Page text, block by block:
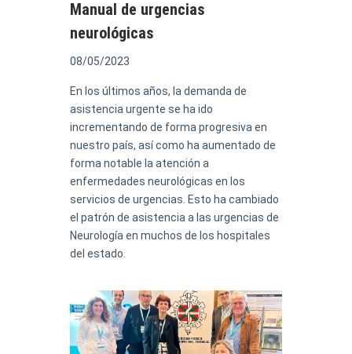
Manual de urgencias
neurológicas
08/05/2023
En los últimos años, la demanda de
asistencia urgente se ha ido
incrementando de forma progresiva en
nuestro país, así como ha aumentado de
forma notable la atención a
enfermedades neurológicas en los
servicios de urgencias. Esto ha cambiado
el patrón de asistencia a las urgencias de
Neurología en muchos de los hospitales
del estado.